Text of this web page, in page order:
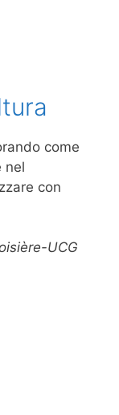
come
nel
con
UCG